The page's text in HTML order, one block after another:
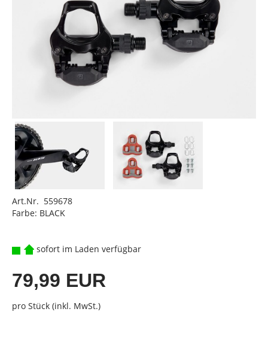
Art.Nr. 559678
Farbe: BLACK
sofort im Laden verfügbar
79,99 EUR
pro Stück (inkl. MwSt.)